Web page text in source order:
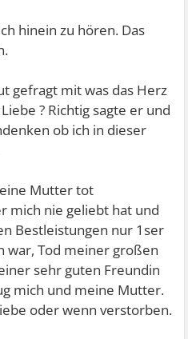
hinein zu hören. Das
gefragt mit was das Herz
? Richtig sagte er und
ob ich in dieser
Mutter tot
mich nie geliebt hat und
Bestleistungen nur 1ser
war, Tod meiner großen
sehr guten Freundin
mich und meine Mutter.
oder wenn verstorben.